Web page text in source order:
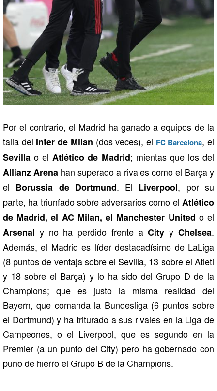
Por el contrario, el Madrid ha ganado a equipos de la
talla del Inter de Milan (dos veces), el FC Barcelona, el
Sevilla o el Atlético de Madrid; mientas que los del
Allianz Arena han superado a rivales como el Barça y
el Borussia de Dortmund. El Liverpool, por su
parte, ha triunfado sobre adversarios como el Atlético
de Madrid, el AC Milan, el Manchester United o el
Arsenal y no ha perdido frente aCity yChelsea.
Además, el Madrid es líder destacadísimo de LaLiga
(8 puntos de ventaja sobre el Sevilla, 13 sobre el Atleti
y 18 sobre el Barça) y lo ha sido del Grupo D de la
Champions; que es justo la misma realidad del
Bayern, que comanda la Bundesliga (6 puntos sobre
el Dortmund) y ha triturado a sus rivales en la Liga de
Campeones, o el Liverpool, que es segundo en la
Premier (a un punto del City) pero ha gobernado con
puño de hierro el Grupo B de la Champions.